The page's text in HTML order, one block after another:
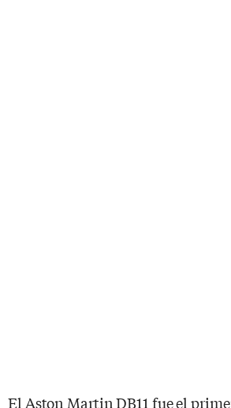
El Aston Martin DB11 fue el